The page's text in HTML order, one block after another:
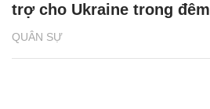
QUÂN SỰ
trợ cho Ukraine trong đêm